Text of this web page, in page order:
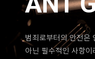
범죄로부터의 안전은
아닌 필수적인 사항